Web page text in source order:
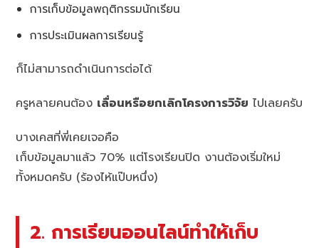
การเก็บข้อมูลพฤติกรรมนักเรียน
การประเมินผลการเรียนรู้
ก็ไม่สามารถดำเนินการต่อได้
ครูหลายคนต้อง เลื่อนหรือยกเลิกโครงการวิจัย ไปเลยครับ
บางเคสที่พี่เคยเจอคือ
เก็บข้อมูลมาแล้ว 70% แต่โรงเรียนปิด งานต้องเริ่มใหม่
ทั้งหมดครับ (ร้องไห้แป๊บหนึ่ง)
2. การเรียนออนไลน์ทำให้เก็บ